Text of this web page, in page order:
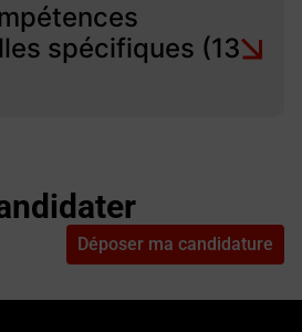
spécifiques (13
Déposer ma candidature